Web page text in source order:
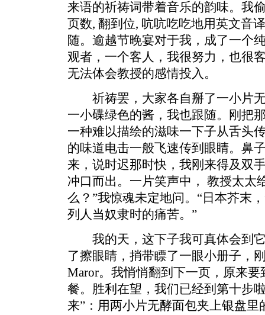
来语的祈祷词带着音乐的韵味。我
页数, 翻到位, 吭吭吃吃地用英文音
随。逾越节晚宴对于我，成了一个
观者，一个客人，我很努力，也很
无法体会教授的感情投入。
祈祷罢，大家各自掰了一小片无
一小碟绿色的酱，我也跟随。刚把
一种难以描绘的滋味一下子从舌头
的味道电击一般飞速传到眼睛。鼻
来，说时迟那时快，我刚来得及双
冲口而出。一片笑声中， 教授太太
么？”我惊魂未定地问。“日本芥末
列人当奴隶时的痛苦。”
我的天，这下子我可真体会到它
了擦眼睛，捎带瞟了一眼小册子，
Maror。我悄悄翻到下一页，原来
餐。胜利在望，我们已经到第十步
来”：用两小片无酵面包夹上银盘